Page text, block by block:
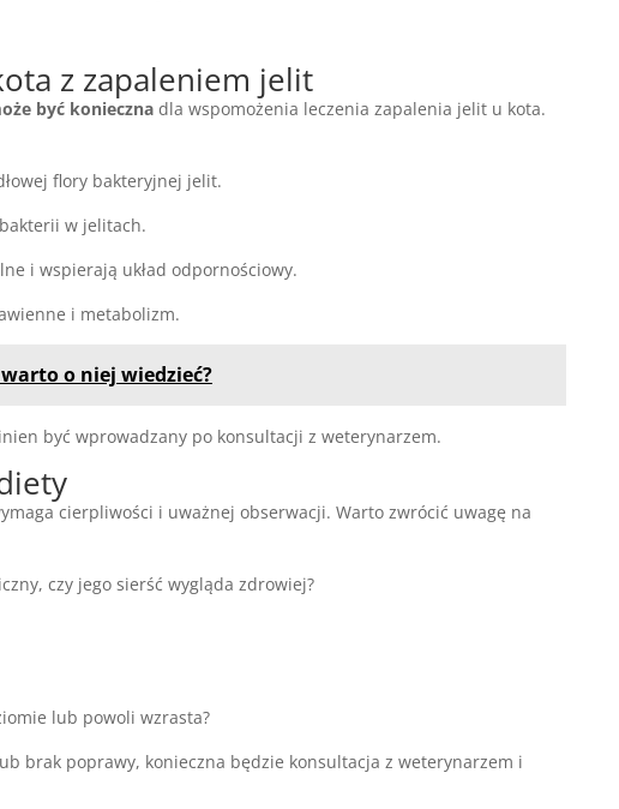
z zapaleniem jelit
być konieczna dla wspomożenia leczenia zapalenia jelit u kota.
flory bakteryjnej jelit.
w jelitach.
i wspierają układ odpornościowy.
i metabolizm.
o niej wiedzieć?
być wprowadzany po konsultacji z weterynarzem.
cierpliwości i uważnej obserwacji. Warto zwrócić uwagę na
czy jego sierść wygląda zdrowiej?
lub powoli wzrasta?
brak poprawy, konieczna będzie konsultacja z weterynarzem i